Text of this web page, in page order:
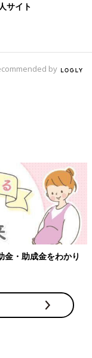
サイト
by
・助成金をわかり